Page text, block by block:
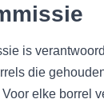
is
die
elke borrel